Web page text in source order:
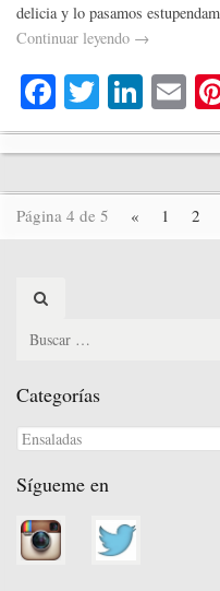
delicia y lo pasamos
Continuar leyendo →
Fa
ce
bo
ok
T
wi
tte
r
Li
nk
ed
In
E
m
ail
Página 4 de 5 « 1 2
Search
Categorías
Categorías
Sígueme en